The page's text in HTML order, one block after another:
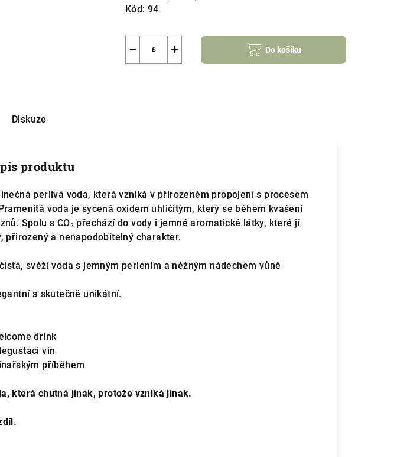
Kód: 94
+
− Do košíku
Diskuze
produktu
perlivá voda, která vzniká v přirozeném propojení s procesem
voda je sycená oxidem uhličitým, který se během kvašení
Spolu s CO₂ přechází do vody i jemné aromatické látky, které jí
přirozený a nenapodobitelný charakter.
svěží voda s jemným perlením a něžným nádechem vůně
a skutečně unikátní.
drink
vín
příběhem
která chutná jinak, protože vzniká jinak.